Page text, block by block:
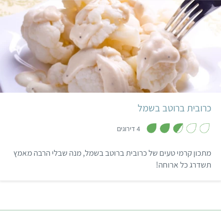
שעשויה מירקות קלויים
במקום דפי לזניה, רוטב
עגבניות שהתבשל שעה כדי
להצטמצם ולקבל את כל
הטעמים שצריך, פסטו
כוסברה טרי, גבינת קשיו
שקדים ביתית ובצלים
מקורמלים.
קל
כרובית ברוטב בשמל
4 דירוגים
ת
מתכון קרמי טעים של כרובית ברוטב בשמל, מנה שבלי הרבה מאמץ
תשדרג כל ארוחה!